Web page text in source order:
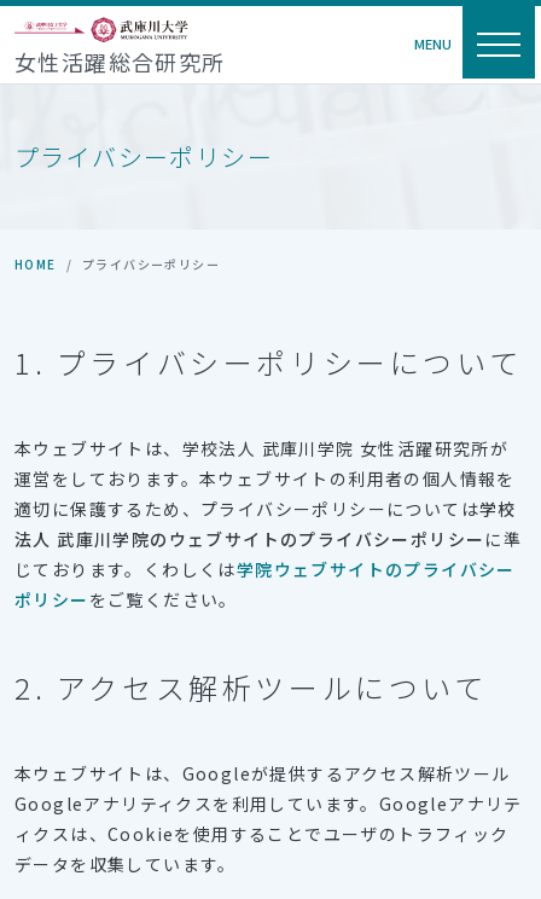
女性活躍総合研究所
MENU
プライバシーポリシー
HOME プライバシーポリシー
1. プライバシーポリシーについて
本ウェブサイトは、学校法人 武庫川学院 女性活躍研究所が
運営をしております。本ウェブサイトの利用者の個人情報を
適切に保護するため、プライバシーポリシーについては学校
法人 武庫川学院のウェブサイトのプライバシーポリシー に準
じております。くわしくは学院ウェブサイトのプライバシー
ポリシー をご覧ください。
2. アクセス解析ツールについて
本ウェブサイトは、Googleが提供するアクセス解析ツール
Googleアナリティクスを利用しています。Googleアナリテ
ィクスは、Cookieを使用することでユーザのトラフィック
データを収集しています。